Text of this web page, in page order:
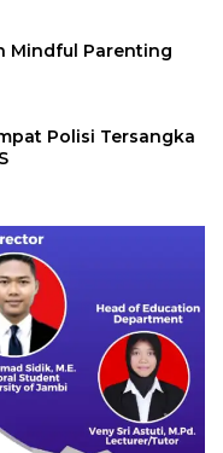
Mindful Parenting
Polisi Tersangka